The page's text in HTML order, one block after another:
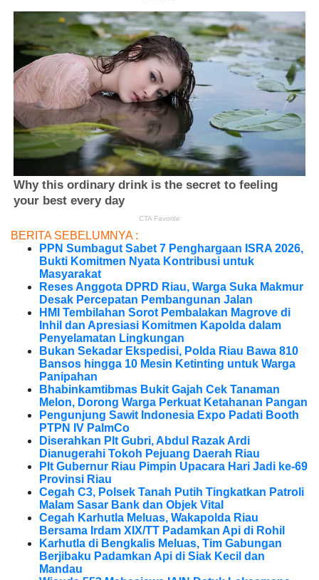
BERITA SEBELUMNYA :
PPN Sumbagut Sabet 7 Penghargaan ISRA 2026,
Bukti Komitmen Nyata Kontribusi untuk
Masyarakat
Reses Anggota DPRD Riau, Warga Suka Makmur
Desak Percepatan Pembangunan Jalan
HMI Tembilahan Sorot Pembalakan Magrove di
Inhil dan Apresiasi Komitmen Kapolda dalam
Penyelamatan Lingkungan
Bukan Sekadar Ekspedisi, Polda Riau Bawa 810
Bansos hingga 10 Mesin Ketinting untuk Warga
Panipahan
Bhabinkamtibmas Bukit Gajah Cek Tanaman
Melon, Dorong Warga Perkuat Ketahanan Pangan
Pengunjung Sawit Indonesia Expo Padati Booth
PTPN IV PalmCo
Diserahkan Plt Gubri, Abdul Razak Ardi
Dianugerahi Tokoh Pejuang Daerah Riau
Plt Gubernur Riau Pimpin Upacara Hari Jadi ke-69
Provinsi Riau
Cegah C3, Polsek Tanah Putih Tingkatkan Patroli
Malam Sasar Bank dan Objek Vital
Cegah Karhutla Meluas, Wakapolda Riau
Bersama Irdam XIX/TT Padamkan Api di Rohil
Karhutla di Bengkalis Meluas, Tim Gabungan
Berjibaku Padamkan Api di Siak Kecil dan
Mandau